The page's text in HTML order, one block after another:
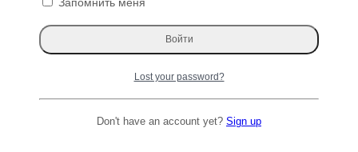
Черный орех (Грецкий) B Сухой слэб, доска
цена
цена:
Читать далее
Lost your password?
Don't have an account yet? Sign up